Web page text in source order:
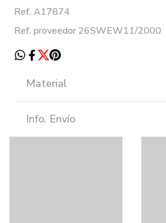
Ref. A17874
Ref. proveedor 26SWEW11/2000
Material
Info. Envío